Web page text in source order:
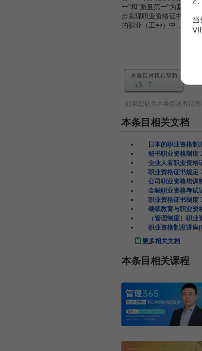
一"和"质量第一"为基本原
步实现职业资格证书与学
的职业（工种）中，全面
本条目对我有帮助
7
如果您认为本条目还有待
本条目相关文档
日本的职业资格制
秘书职业资格制度
企业人看职业资格
职业资格证书规定
公司职业资格培训
金融职业资格考试
职业资格证书制度
继续教育与职业资
（管理制度）职
职业资格制度讲座
更多相关文档
本条目相关课程
当